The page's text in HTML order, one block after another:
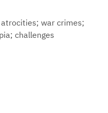
atrocities; war crimes;
challenges